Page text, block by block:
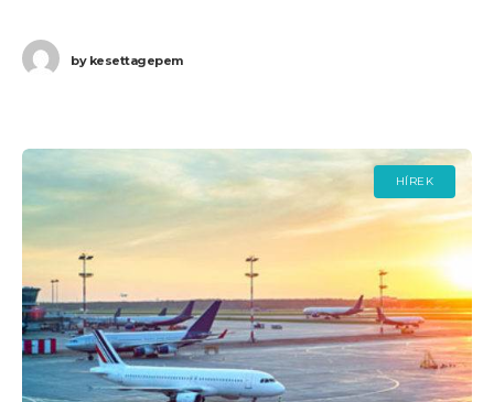
bykesettagepem
HÍREK